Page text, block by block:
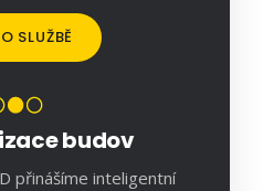
SLUŽBĚ
budov
přinášíme inteligentní